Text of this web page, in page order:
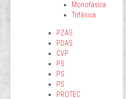
Monofásica
Trifásica
PZAS
PDAS
CVP
PS
PS
PS
PROTEC